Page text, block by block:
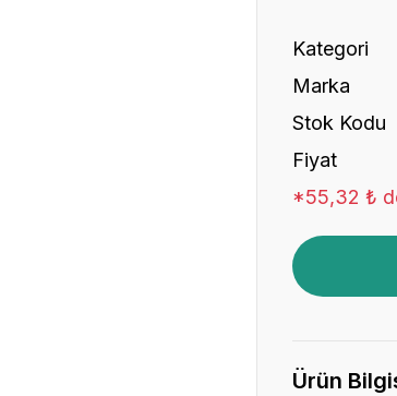
Kategori
Marka
Stok Kodu
Fiyat
*55,32 ₺
Ürün